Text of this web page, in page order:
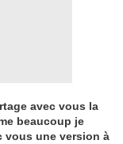
avec vous la
beaucoup je
vous une version à